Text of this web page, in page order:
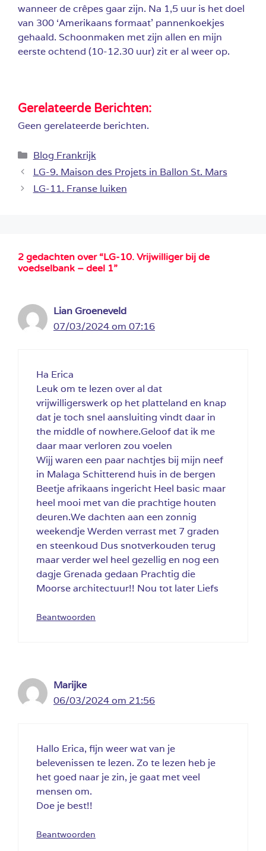
wanneer de crêpes gaar zijn. Na 1,5 uur is het doel
van 300 ‘Amerikaans formaat’ pannenkoekjes
gehaald. Schoonmaken met zijn allen en mijn
eerste ochtend (10-12.30 uur) zit er al weer op.
Gerelateerde Berichten:
Geen gerelateerde berichten.
Categorieën
Blog Frankrijk
LG-9. Maison des Projets in Ballon St. Mars
LG-11. Franse luiken
2 gedachten over “LG-10. Vrijwilliger bij de
voedselbank – deel 1”
Lian Groeneveld
07/03/2024 om 07:16
Ha Erica
Leuk om te lezen over al dat
vrijwilligerswerk op het platteland en knap
dat je toch snel aansluiting vindt daar in
the middle of nowhere.Geloof dat ik me
daar maar verloren zou voelen
Wijj waren een paar nachtjes bij mijn neef
in Malaga Schitterend huis in de bergen
Beetje afrikaans ingericht Heel basic maar
heel mooi met van die prachtige houten
deuren.We dachten aan een zonnig
weekendje Werden verrast met 7 graden
en steenkoud Dus snotverkouden terug
maar verder wel heel gezellig en nog een
dagje Grenada gedaan Prachtig die
Moorse architectuur!! Nou tot later Liefs
Beantwoorden
Marijke
06/03/2024 om 21:56
Hallo Erica, fijn weer wat van je
belevenissen te lezen. Zo te lezen heb je
het goed naar je zin, je gaat met veel
mensen om.
Doe je best!!
Beantwoorden